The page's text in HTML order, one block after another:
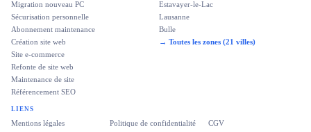
Migration nouveau PC
Sécurisation personnelle
Abonnement maintenance
Création site web
Site e-commerce
Refonte de site web
Maintenance de site
Référencement SEO
Estavayer-le-Lac
Lausanne
Bulle
→ Toutes les zones (21 villes)
LIENS
Mentions légales Politique de confidentialité CGV